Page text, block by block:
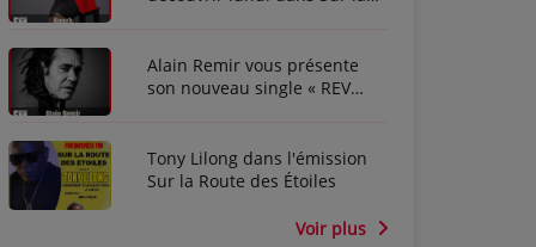
Alain Remir vous présente
son nouveau single « REV
Tony Lilong dans l'émission
Sur la Route des Étoiles
Voir plus